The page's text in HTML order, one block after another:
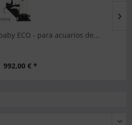
ECO - para acuarios de...
992,00 € *